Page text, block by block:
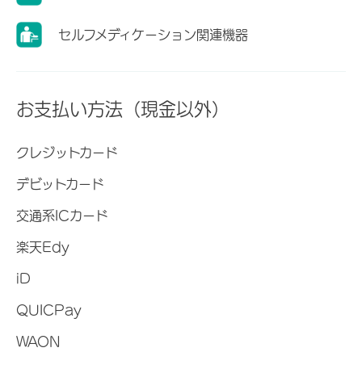
セルフメディケーション関連機器
お支払い方法（現金以外）
クレジットカード
デビットカード
交通系ICカード
楽天Edy
iD
QUICPay
WAON